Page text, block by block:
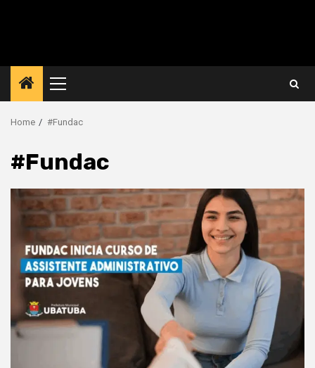
Primary
Menu
Home #Fundac
#Fundac